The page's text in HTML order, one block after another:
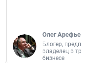
Олег Арефьев
Блогер,
владелец в
бизнесе